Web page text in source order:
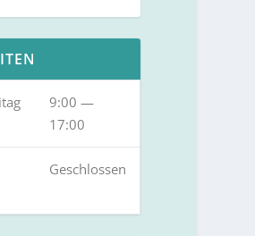
9:00 —
17:00
Geschlossen